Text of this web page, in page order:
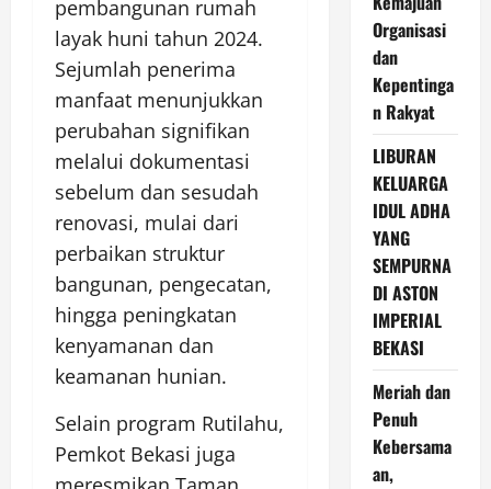
pembangunan rumah
layak huni tahun 2024.
Sejumlah penerima
manfaat menunjukkan
perubahan signifikan
melalui dokumentasi
sebelum dan sesudah
renovasi, mulai dari
perbaikan struktur
bangunan, pengecatan,
hingga peningkatan
kenyamanan dan
keamanan hunian.
Selain program Rutilahu,
Pemkot Bekasi juga
Organisasi
dan
Kepentinga
n Rakyat
LIBURAN
KELUARGA
IDUL ADHA
YANG
SEMPURNA
DI ASTON
IMPERIAL
BEKASI
Meriah dan
Penuh
Kebersama
an,